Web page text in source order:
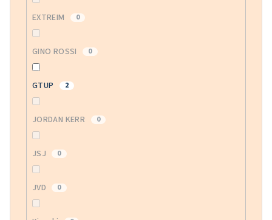
EXTREIM 0
GINO ROSSI 0
GTUP 2
JORDAN KERR 0
JSJ 0
JVD 0